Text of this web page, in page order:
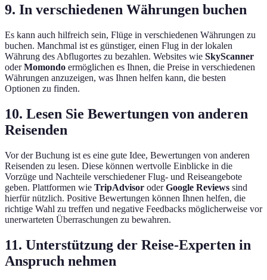
9. In verschiedenen Währungen buchen
Es kann auch hilfreich sein, Flüge in verschiedenen Währungen zu
buchen. Manchmal ist es günstiger, einen Flug in der lokalen
Währung des Abflugortes zu bezahlen. Websites wie SkyScanner
oderMomondo ermöglichen es Ihnen, die Preise in verschiedenen
Währungen anzuzeigen, was Ihnen helfen kann, die besten
Optionen zu finden.
10. Lesen Sie Bewertungen von anderen
Reisenden
Vor der Buchung ist es eine gute Idee, Bewertungen von anderen
Reisenden zu lesen. Diese können wertvolle Einblicke in die
Vorzüge und Nachteile verschiedener Flug- und Reiseangebote
geben. Plattformen wie TripAdvisor oderGoogle Reviews sind
hierfür nützlich. Positive Bewertungen können Ihnen helfen, die
richtige Wahl zu treffen und negative Feedbacks möglicherweise vor
unerwarteten Überraschungen zu bewahren.
11. Unterstützung der Reise-Experten in
Anspruch nehmen